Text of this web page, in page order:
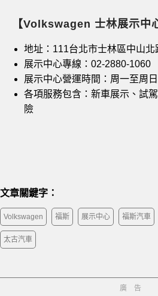
【Volkswagen 士林展示中
地址：111台北市士林區中山北
展示中心專線：02-2880-1060
展示中心營運時間：周一至周日
各項服務包含：新車展示、試
險
文章關鍵字：
Volkswagen 福斯 展示中心 福斯汽車
太古汽車
廣告